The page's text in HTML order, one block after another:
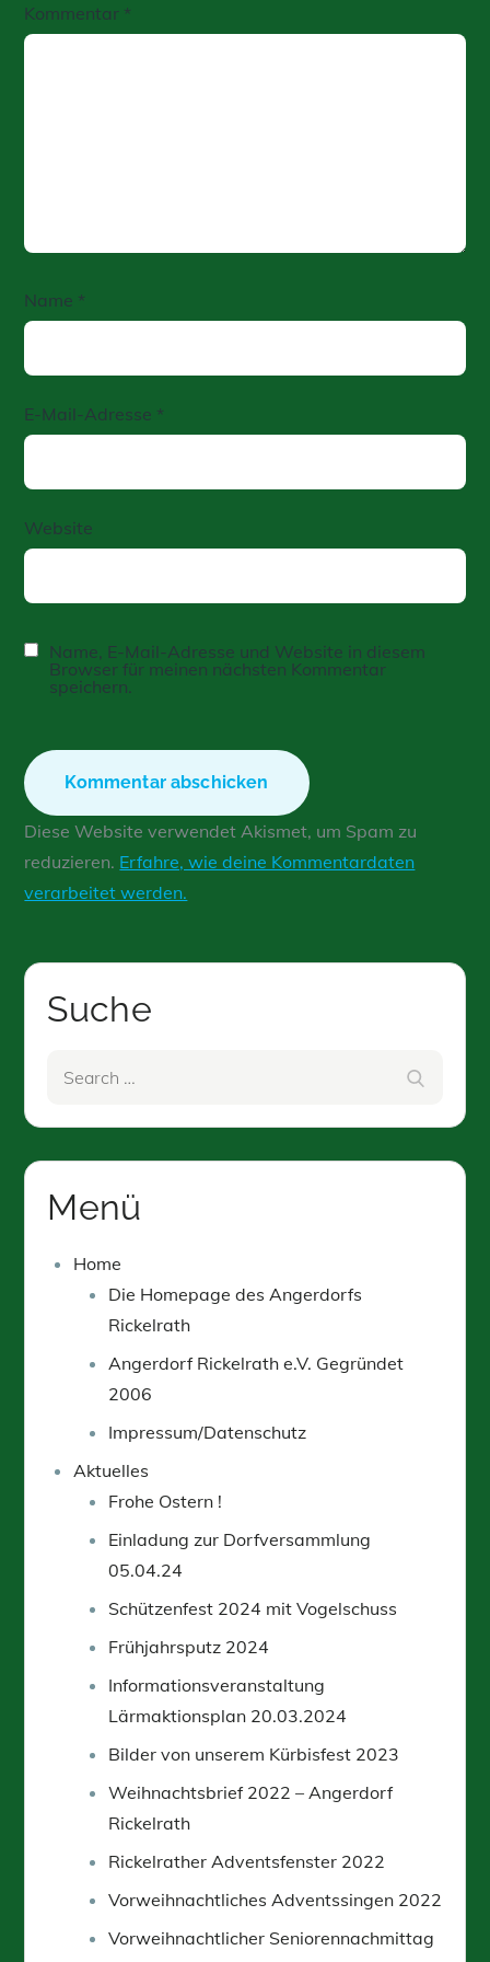
Kommentar *
Name *
E-Mail-Adresse *
Website
Name, E-Mail-Adresse und Website in diesem
Browser für meinen nächsten Kommentar
speichern.
Diese Website verwendet Akismet, um Spam zu
reduzieren. Erfahre, wie deine Kommentardaten
verarbeitet werden.
Suche
Menü
Home
Die Homepage des Angerdorfs
Rickelrath
Angerdorf Rickelrath e.V. Gegründet
2006
Impressum/Datenschutz
Aktuelles
Frohe Ostern !
Einladung zur Dorfversammlung
05.04.24
Schützenfest 2024 mit Vogelschuss
Frühjahrsputz 2024
Informationsveranstaltung
Lärmaktionsplan 20.03.2024
Bilder von unserem Kürbisfest 2023
Weihnachtsbrief 2022 – Angerdorf
Rickelrath
Rickelrather Adventsfenster 2022
Vorweihnachtliches Adventssingen 2022
Vorweihnachtlicher Seniorennachmittag